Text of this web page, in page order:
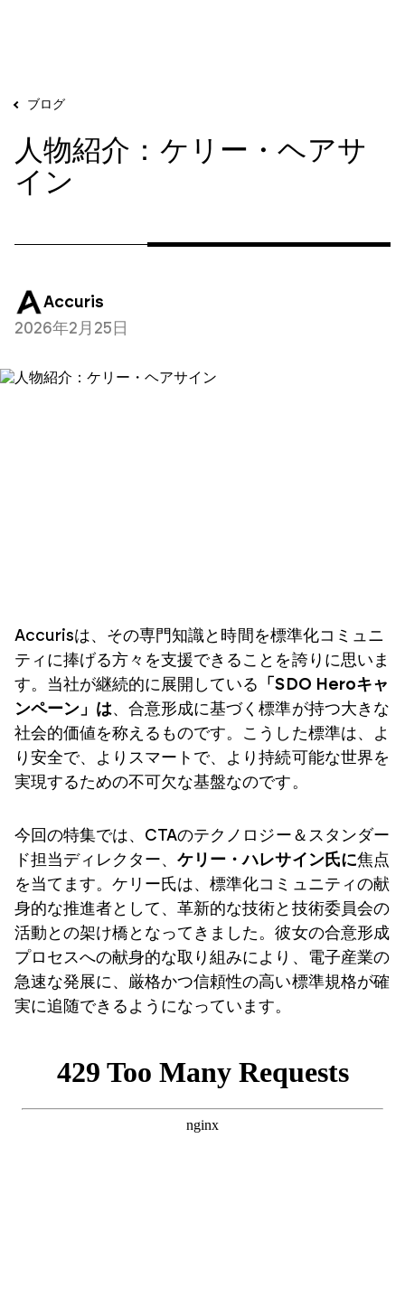
ブログ
人物紹介：ケリー・ヘアサ
イン
Accuris
2026年2月25日
Accurisは、その専門知識と時間を標準化コミュニ
ティに捧げる方々を支援できることを誇りに思いま
す。当社が継続的に展開している
「SDO Heroキャ
ンペーン」は、合意形成に基づく標準が持つ大きな
社会的価値を称えるものです。こうした標準は、よ
り安全で、よりスマートで、より持続可能な世界を
実現するための不可欠な基盤なのです。
今回の特集では、CTAのテクノロジー＆スタンダー
ド担当ディレクター、ケリー・ハレサイン氏に焦点
を当てます。ケリー氏は、標準化コミュニティの献
身的な推進者として、革新的な技術と技術委員会の
活動との架け橋となってきました。彼女の合意形成
プロセスへの献身的な取り組みにより、電子産業の
急速な発展に、厳格かつ信頼性の高い標準規格が確
実に追随できるようになっています。